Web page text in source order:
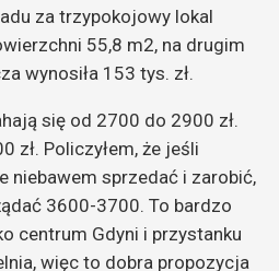
za trzypokojowy lokal
55,8 m2, na drugim
wynosiła 153 tys. zł.
się od 2700 do 2900 zł.
zł. Policzyłem, że jeśli
niebawem sprzedać i zarobić,
3600-3700. To bardzo
centrum Gdyni i przystanku
więc to dobra propozycja